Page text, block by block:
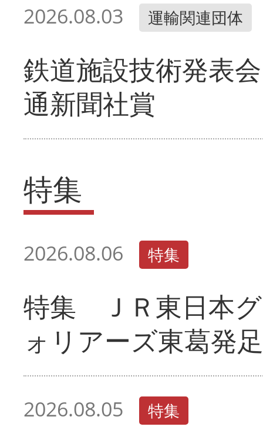
2026.08.03 運輸関連団体
鉄道施設技術発表
通新聞社賞
特集
2026.08.06 特集
特集 ＪＲ東日本
ォリアーズ東葛発足
2026.08.05 特集